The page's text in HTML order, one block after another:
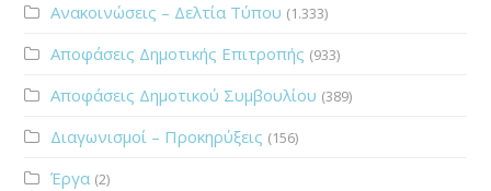
Ανακοινώσεις – Δελτία Τύπου (1.333)
Αποφάσεις Δημοτικής Επιτροπής (933)
Αποφάσεις Δημοτικού Συμβουλίου (389)
Διαγωνισμοί – Προκηρύξεις (156)
Έργα (2)